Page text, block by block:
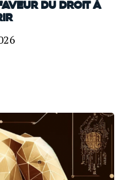
DU DROIT À